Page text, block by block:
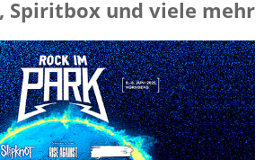
Spiritbox und viele mehr